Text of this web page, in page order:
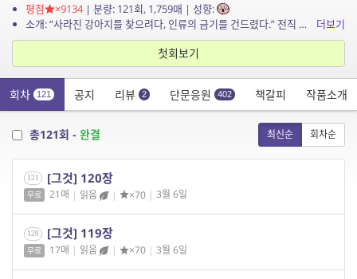
평점
×9134| 분량: 121회, 1,759매 | 성향:
소개: “사라진 강아지를 찾으려다, 인류의 금기를 건드렸다.” 전직 형사 하진우는 실종된 웰시코기 ‘콩비’를 수색하던 중, 낙산공원에서 기이한 탄흔과 함께 정체불명의...
더보기
첫회보기
회차 121 공지 리뷰 2 단문응원 402 책갈피 작품소개
총121회 - 완결 최신순 회차순
121 [그것] 120장
무료 21매 | 읽음 | ×70 | 3월 6일
120 [그것] 119장
무료 17매 | 읽음 | ×70 | 3월 6일